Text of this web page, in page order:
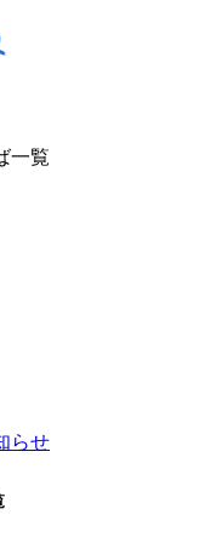
一覧
らせ